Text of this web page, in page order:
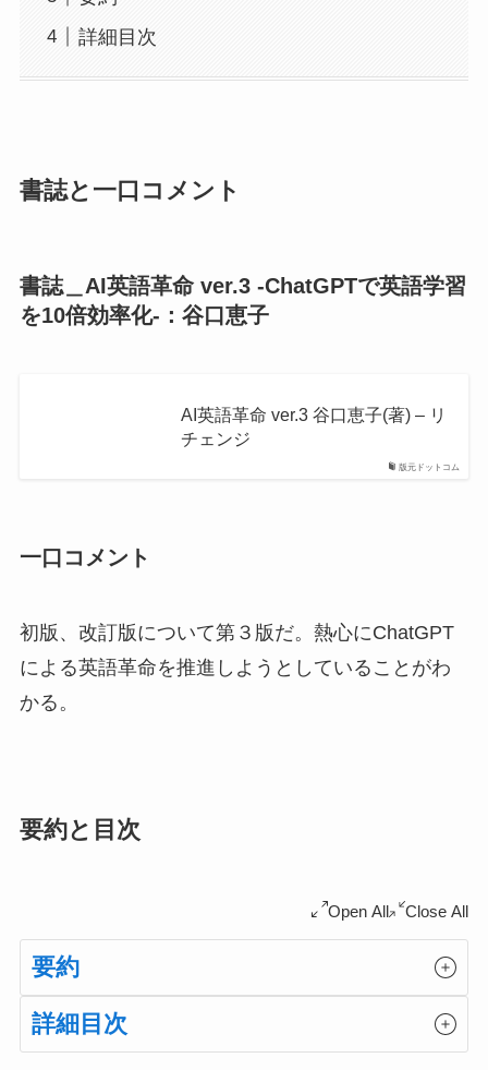
詳細目次
書誌と一口コメント
書誌＿AI英語革命 ver.3 -ChatGPTで英語学習
を10倍効率化-：谷口恵子
版元ドットコム
AI英語革命 ver.3 谷口恵子(著) – リ
チェンジ
一口コメント
初版、改訂版について第３版だ。熱心にChatGPT
による英語革命を推進しようとしていることがわ
かる。
要約と目次
Open All Close All
要約
詳細目次